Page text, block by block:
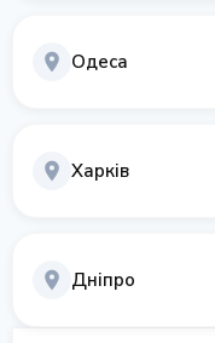
Одеса
Харків
Дніпро